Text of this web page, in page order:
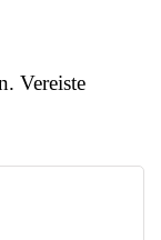
Vereiste